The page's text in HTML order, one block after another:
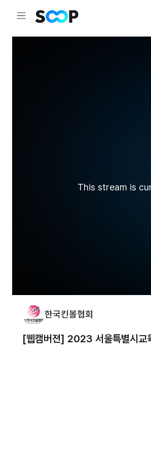
This stream is
한국킨볼협회
[웹캠버젼] 2023 서울특별시교